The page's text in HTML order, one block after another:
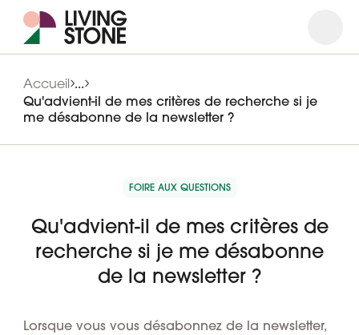
Accueil ...
Qu'advient-il de mes critères de recherche si je
me désabonne de la newsletter ?
FOIRE AUX QUESTIONS
Qu'advient-il de mes critères de
recherche si je me désabonne
de la newsletter ?
Lorsque vous vous désabonnez de la newsletter,